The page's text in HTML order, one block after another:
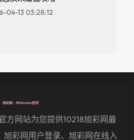
04-13 03:28:12
方网站为您提供10218旭彩网最
旭彩网用户登录、旭彩网在线入